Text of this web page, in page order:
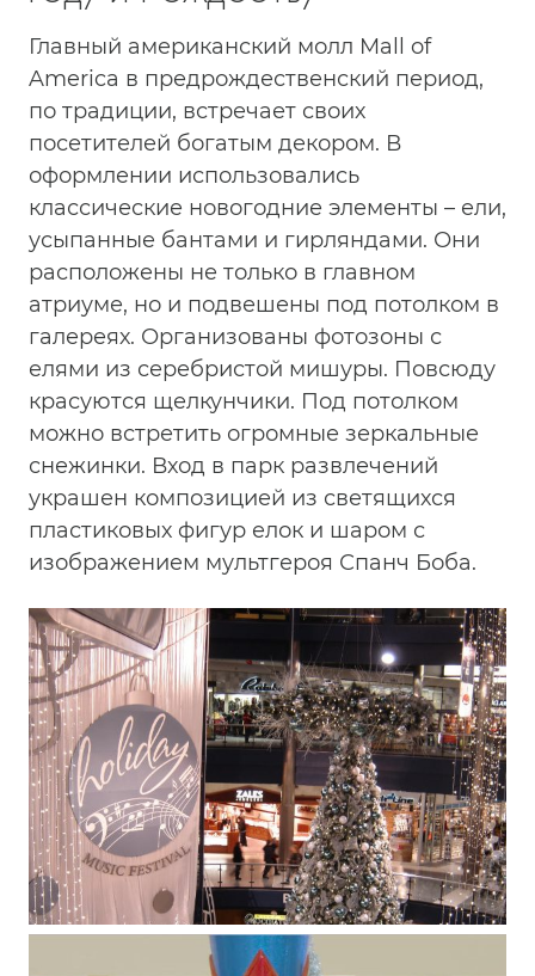
Главный американский молл Mall of
America в предрождественский период,
по традиции, встречает своих
посетителей богатым декором. В
оформлении использовались
классические новогодние элементы – ели,
усыпанные бантами и гирляндами. Они
расположены не только в главном
атриуме, но и подвешены под потолком в
галереях. Организованы фотозоны с
елями из серебристой мишуры. Повсюду
красуются щелкунчики. Под потолком
можно встретить огромные зеркальные
снежинки. Вход в парк развлечений
украшен композицией из светящихся
пластиковых фигур елок и шаром с
изображением мультгероя Спанч Боба.